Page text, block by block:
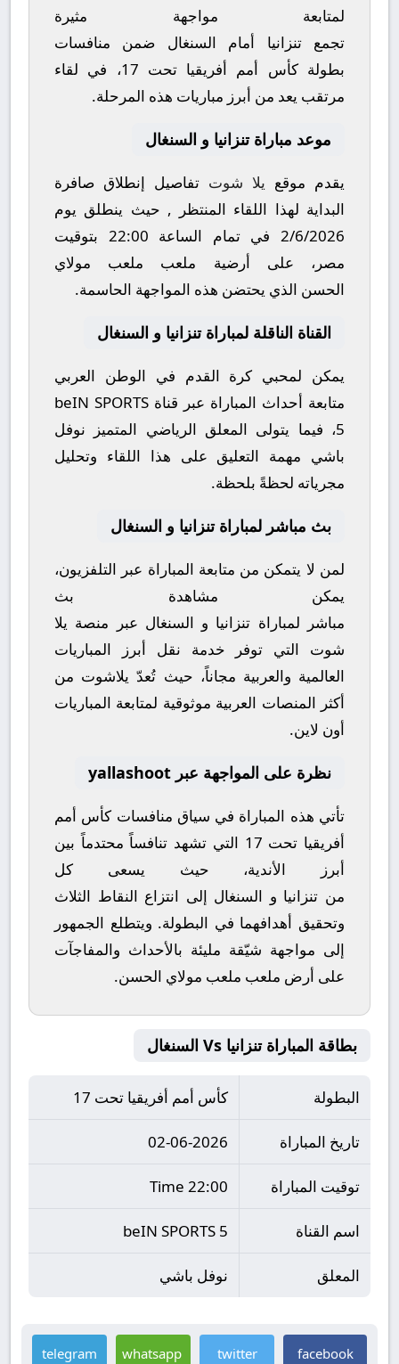
لمتابعة مواجهة مثيرة
تجمعتنزانيا أمام السنغال ضمن منافسات
بطولةكأس أمم أفريقيا تحت 17
، في لقاء
مرتقب يعد من أبرز مباريات هذه المرحلة.
موعد مباراة تنزانيا و السنغال
يقدم موقع يلا شوت تفاصيل إنطلاق صافرة
البداية لهذا اللقاء المنتظر , حيث ينطلق يوم
2/6/2026في تمام الساعة 22:00 بتوقيت
مصر، على أرضية ملعب ملعب مولاي
الحسن الذي يحتضن هذه المواجهة الحاسمة.
القناة الناقلة لمباراة تنزانيا و السنغال
يمكن لمحبي كرة القدم في الوطن العربي
متابعة أحداث المباراة عبر قناة beIN SPORTS
5، فيما يتولى المعلق الرياضي المتميز نوفل
باشي مهمة التعليق على هذا اللقاء وتحليل
مجرياته لحظةً بلحظة.
بث مباشر لمباراة تنزانيا و السنغال
لمن لا يتمكن من متابعة المباراة عبر التلفزيون،
يمكن مشاهدة بث
مباشر
لمباراة تنزانيا و السنغال عبر منصة يلا
شوت التي توفر خدمة نقل أبرز المباريات
العالمية والعربية مجاناً، حيث تُعدّ يلاشوت من
أكثر المنصات العربية موثوقية لمتابعة المباريات
أون لاين.
نظرة على المواجهة عبر yallashoot
تأتي هذه المباراة في سياق منافسات كأس أمم
أفريقيا تحت 17
التي تشهد تنافساً محتدماً بين
أبرز الأندية، حيث يسعى كل
من تنزانيا و السنغال إلى انتزاع النقاط الثلاث
وتحقيق أهدافهما في البطولة. ويتطلع الجمهور
إلى مواجهة شيّقة مليئة بالأحداث والمفاجآت
على أرض ملعب ملعب مولاي الحسن.
بطاقة المباراة تنزانيا Vs السنغال
البطولة كأس أمم أفريقيا تحت 17
تاريخ المباراة 02-06-2026
توقيت المباراة 22:00 Time
اسم القناة beIN SPORTS 5
المعلق نوفل باشي
facebook
twitter
whatsapp
telegram